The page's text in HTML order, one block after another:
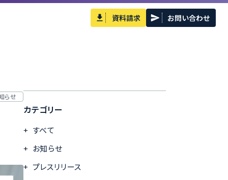
資料請求 お問い合わせ
らせ
カテゴリー
すべて
お知らせ
プレスリリース